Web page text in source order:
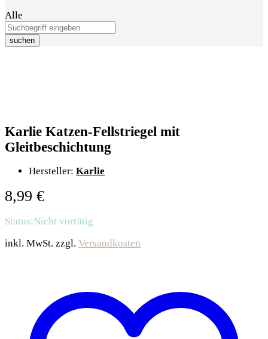
Alle
suchen
Karlie Katzen-Fellstriegel mit
Gleitbeschichtung
Hersteller: Karlie
8,99 €
Status:Nicht vorrätig
inkl. MwSt. zzgl. Versandkosten